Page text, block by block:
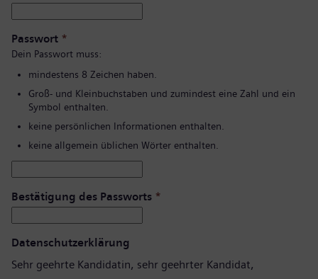
Passwort *
Dein Passwort muss:
mindestens 8 Zeichen haben.
Groß- und Kleinbuchstaben und zumindest eine Zahl und ein
Symbol enthalten.
keine persönlichen Informationen enthalten.
keine allgemein üblichen Wörter enthalten.
Bestätigung des Passworts *
Datenschutzerklärung
Sehr geehrte Kandidatin, sehr geehrter Kandidat,